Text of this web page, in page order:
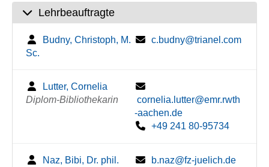
Lehrbeauftragte
Budny, Christoph, M.
Sc.
c.budny@trianel.com
Lutter, Cornelia
Diplom-Bibliothekarin
cornelia.lutter@emr.rwth
-aachen.de
+49 241 80-95734
Naz, Bibi, Dr. phil. b.naz@fz-juelich.de